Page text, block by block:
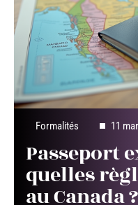
Formalités 11
Passeport
quelles
au Canada ?